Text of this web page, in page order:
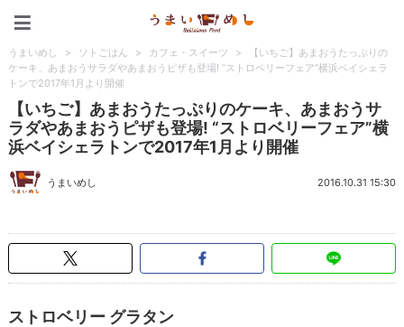
うまいめし > ソトごはん > カフェ・スイーツ >
【いちご】あまおうたっぷりの
ケーキ、あまおうサラダやあまおうピザも登場! “ストロベリーフェア”横浜ベイシェラ
トンで2017年1月より開催
【いちご】あまおうたっぷりのケーキ、あまおうサ
ラダやあまおうピザも登場! “ストロベリーフェア”横
浜ベイシェラトンで2017年1月より開催
うまいめし 2016.10.31 15:30
ストロベリー グラタン